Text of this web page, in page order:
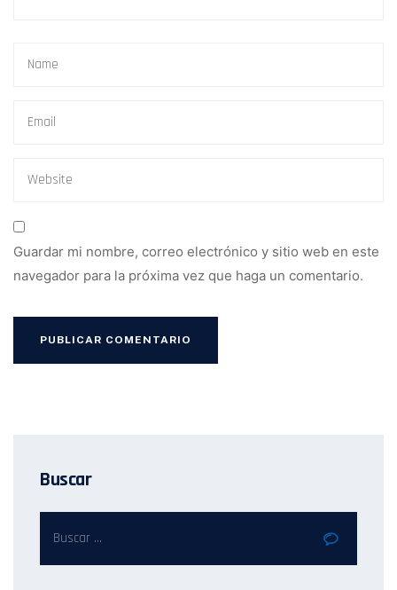
Guardar mi nombre, correo electrónico y sitio web en este
navegador para la próxima vez que haga un comentario.
Buscar